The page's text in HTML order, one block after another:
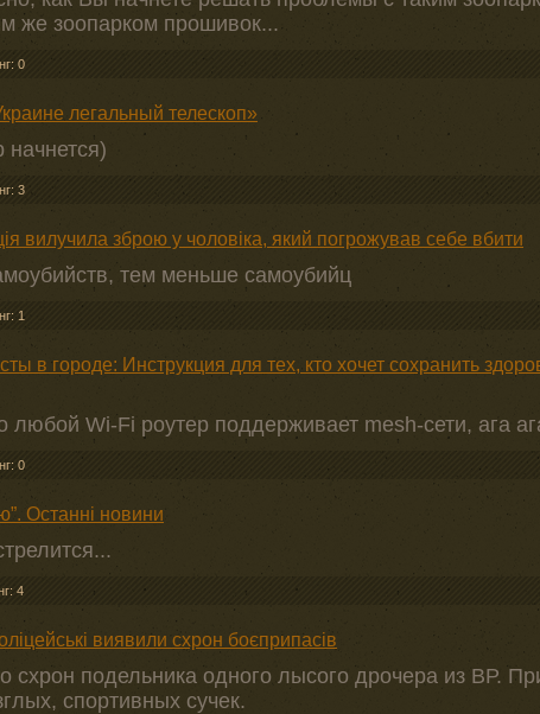
же зоопарком прошивок...
0
легальный телескоп»
3
вилучила зброю у чоловіка, який погрожував себе вбити
тем меньше самоубийц
1
в городе: Инструкция для тех, кто хочет сохранить
любой Wi-Fi роутер поддерживает mesh-сети, ага
0
Останні новини
4
виявили схрон боєприпасів
схрон подельника одного лысого дрочера из ВР.
спортивных сучек.